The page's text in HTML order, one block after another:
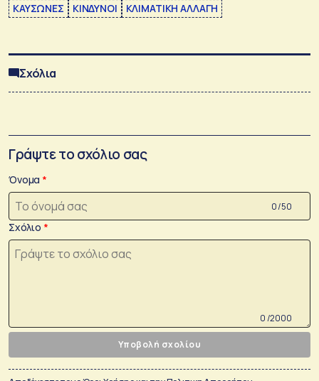
ΚΑΥΣΩΝΕΣ ΚΙΝΔΥΝΟΙ ΚΛΙΜΑΤΙΚΗ ΑΛΛΑΓΗ
Σχόλια
Γράψτε το σχόλιο σας
Όνομα
0 /50
Σχόλιο
0 /2000
Υποβολή σχολίου